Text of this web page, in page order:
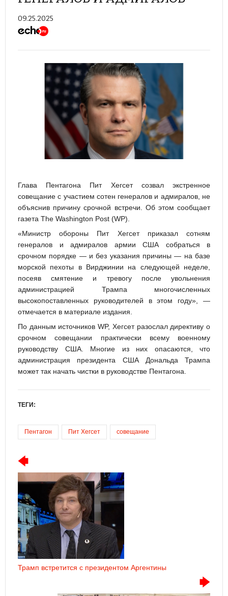
09.25.2025
Глава Пентагона Пит Хегсет созвал экстренное
совещание с участием сотен генералов и адмиралов, не
объяснив причину срочной встречи. Об этом сообщает
газета The Washington Post (WP).
«Министр обороны Пит Хегсет приказал сотням
генералов и адмиралов армии США собраться в
срочном порядке — и без указания причины — на базе
морской пехоты в Вирджинии на следующей неделе,
посеяв смятение и тревогу после увольнения
администрацией Трампа многочисленных
высокопоставленных руководителей в этом году», —
отмечается в материале издания.
По данным источников WP, Хегсет разослал директиву о
срочном совещании практически всему военному
руководству США. Многие из них опасаются, что
администрация президента США Дональда Трампа
может так начать чистки в руководстве Пентагона.
ТЕГИ:
Пентагон Пит Хегсет совещание
Трамп встретится с президентом Аргентины